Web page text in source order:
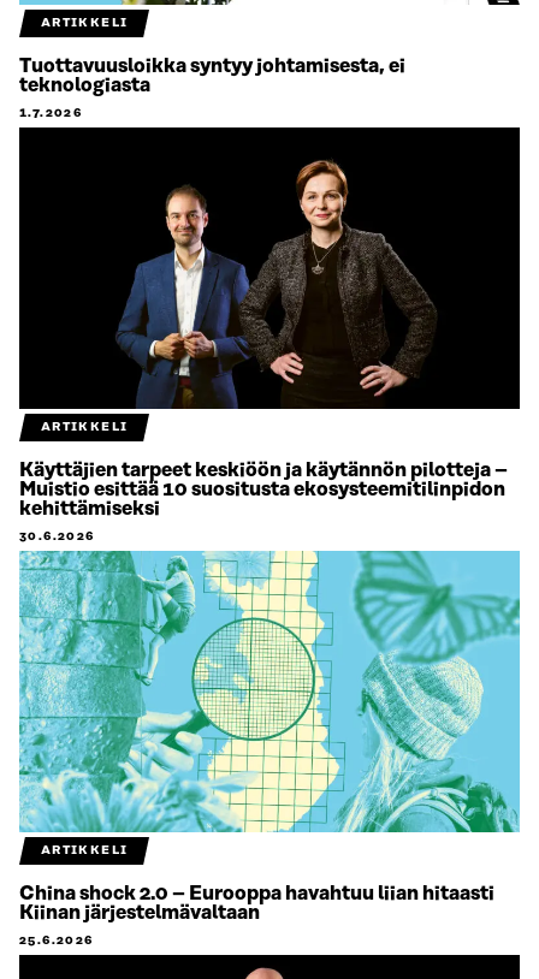
ARTIKKELI
Tuottavuusloikka syntyy johtamisesta, ei
teknologiasta
1.7.2026
ARTIKKELI
Käyttäjien tarpeet keskiöön ja käytännön pilotteja –
Muistio esittää 10 suositusta ekosysteemitilinpidon
kehittämiseksi
30.6.2026
ARTIKKELI
China shock 2.0 – Eurooppa havahtuu liian hitaasti
Kiinan järjestelmävaltaan
25.6.2026